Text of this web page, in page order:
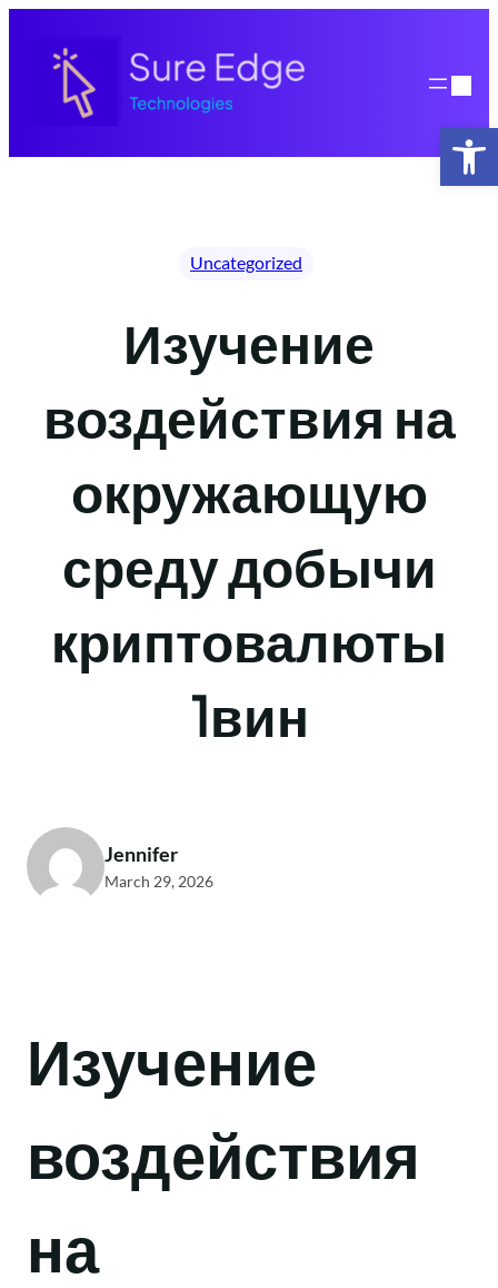
content
Uncategorized
Изучение
воздействия на
окружающую
среду добычи
криптовалюты
1вин
Jennifer
March 29, 2026
Изучение
воздействия
на